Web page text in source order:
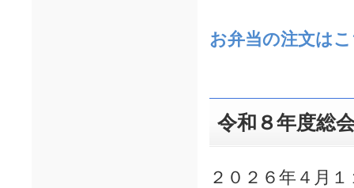
お弁当の注文は
令和８年度総
２０２６年４月